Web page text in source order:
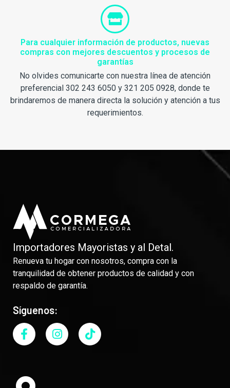
Para cualquier información de productos, nuevas
compras con mejores descuentos y procesos de
garantías
No olvides comunicarte con nuestra línea de atención
preferencial 302 243 6050 y 321 205 0928, donde te
brindaremos de manera directa la solución y atención a tus
requerimientos.
Importadores Mayoristas y al Detal.
Renueva tu hogar con nosotros, compra con la
tranquilidad de obtener productos de calidad y con
respaldo de garantía.
Síguenos: